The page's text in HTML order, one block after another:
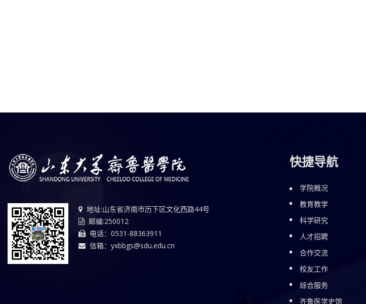
地址:山东省济南市历下区文化西路44号
邮编:250012
电话：0531-88363911
信箱：yxbbgs@sdu.edu.cn
快捷导航
学院概况
教育教学
科学研究
人才招聘
合作交流
校友工作
综合服务
齐鲁医学史馆